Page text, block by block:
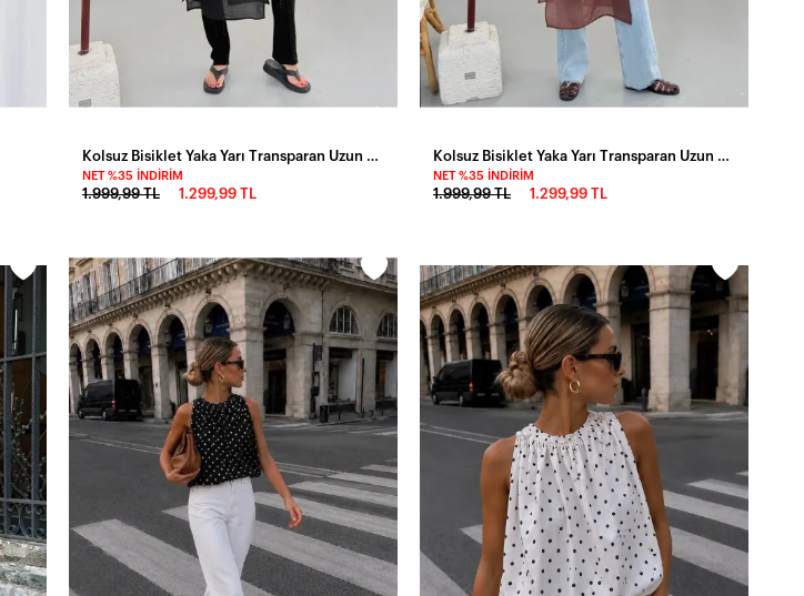
NET %35 İNDIRIM
1.999,99 TL 1.299,99 TL
NET %35 İNDIRIM
1.999,99 TL 1.299,99 TL